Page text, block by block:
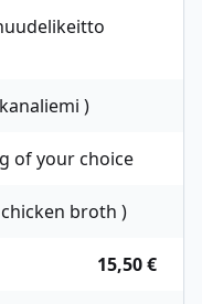
)
of your choice
broth )
15,50 €